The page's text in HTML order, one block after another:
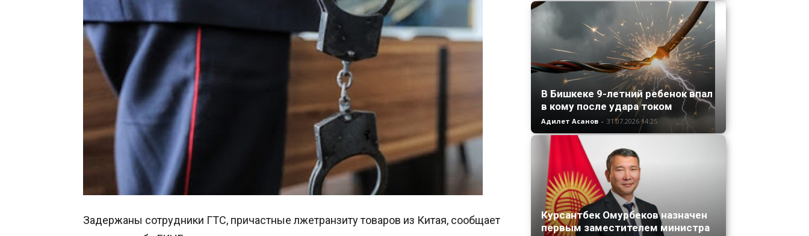
Задержаны сотрудники ГТС, причастные лжетранзиту товаров из Китая, сообщает
В Бишкеке 9-летний ребенок впал
в кому после удара током
Адилет Асанов - 31.07.2026 14:25
Курсантбек Омурбеков назначен
первым заместителем министра